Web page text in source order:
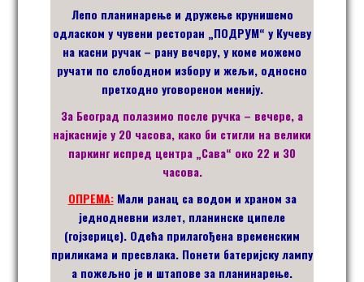
Лепо планинарење и дружење крунишемо
одласком у чувени ресторан „ПОДРУМ“ у Кучеву
на касни ручак – рану вечеру, у коме можемо
ручати по слободном избору и жељи, односно
претходно уговореном менију.
За Београд полазимо после ручка – вечере, а
најкасније у 20 часова, како би стигли на велики
паркинг испред центра „Сава“ око 22 и 30
часова.
ОПРЕМА: Мали ранац са водом и храном за
једнодневни излет, планинске ципеле
(гојзерице). Одећа прилагођена временским
приликама и пресвлака. Понети батеријску лампу
а пожељно је и штапове за планинарење.